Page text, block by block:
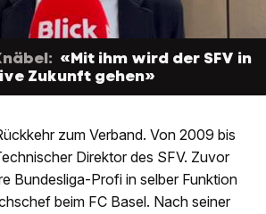
«Mit ihm wird der SFV in
Zukunft gehen»
zum Verband. Von 2009 bis
Direktor des SFV. Zuvor
Bundesliga-Profi in selber Funktion
beim FC Basel. Nach seiner